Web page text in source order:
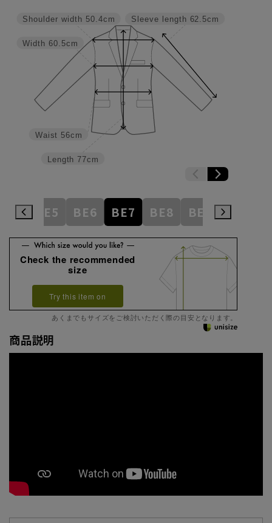
Sleeve length 62.5cm
Length 77cm
Waist 56cm
Width 60.5cm
Shoulder width 50.4cm
BE5 BE6 BE7 BE8 BE9 BE10
Check the recommended
size
Try this item on
あくまでもサイズをご検討いただく際の目安となります。
商品説明